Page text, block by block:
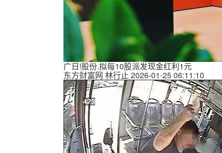
广日!股份.拟每10股派发现金红利1元
东方财富网 林行止 2026-01-25 06:11:10